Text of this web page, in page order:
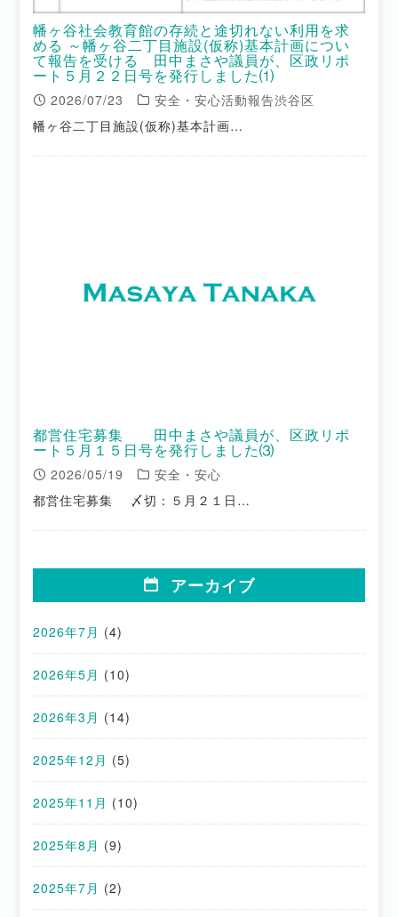
幡ヶ谷社会教育館の存続と途切れない利用を求
める ～幡ヶ谷二丁目施設(仮称)基本計画につい
て報告を受ける 田中まさや議員が、区政リポ
ート５月２２日号を発行しました⑴
2026/07/23
安全・安心活動報告渋谷区
幡ヶ谷二丁目施設(仮称)基本計画…
都営住宅募集 田中まさや議員が、区政リポ
ート５月１５日号を発行しました⑶
2026/05/19
安全・安心
都営住宅募集 〆切：５月２１日…
アーカイブ
2026年7月 (4)
2026年5月 (10)
2026年3月 (14)
2025年12月 (5)
2025年11月 (10)
2025年8月 (9)
2025年7月 (2)